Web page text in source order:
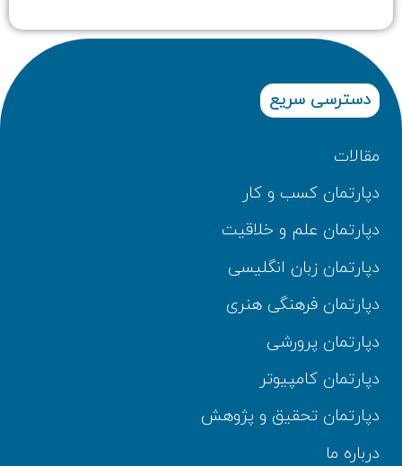
دسترسی سریع
مقالات
دپارتمان کسب و کار
دپارتمان علم و خلاقیت
دپارتمان زبان انگلیسی
دپارتمان فرهنگی هنری
دپارتمان پرورشی
دپارتمان کامپیوتر
دپارتمان تحقیق و پژوهش
درباره ما